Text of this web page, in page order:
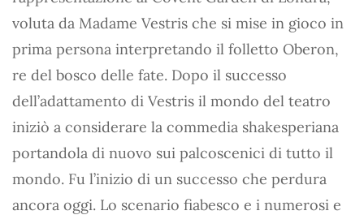
voluta da Madame Vestris che si mise in gioco in
prima persona interpretando il folletto Oberon,
re del bosco delle fate. Dopo il successo
dell’adattamento di Vestris il mondo del teatro
iniziò a considerare la commedia shakesperiana
portandola di nuovo sui palcoscenici di tutto il
mondo. Fu l’inizio di un successo che perdura
ancora oggi. Lo scenario fiabesco e i numerosi e